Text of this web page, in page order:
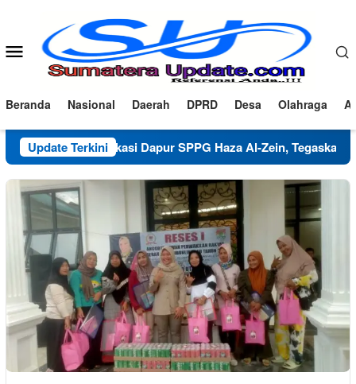
Menu
Mobile
Beranda Nasional Daerah DPRD Desa Olahraga
Update Terkini
Klarifikasi Dapur SPPG Haza Al-Zein, Tegaskan